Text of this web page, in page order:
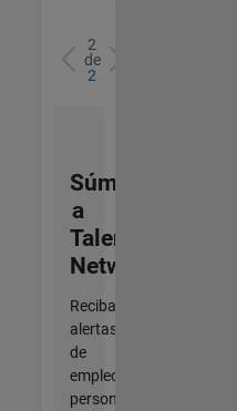
2
de
2
Súmese
a
Talent
Network
Reciba
alertas
de
empleo
personalizadas,